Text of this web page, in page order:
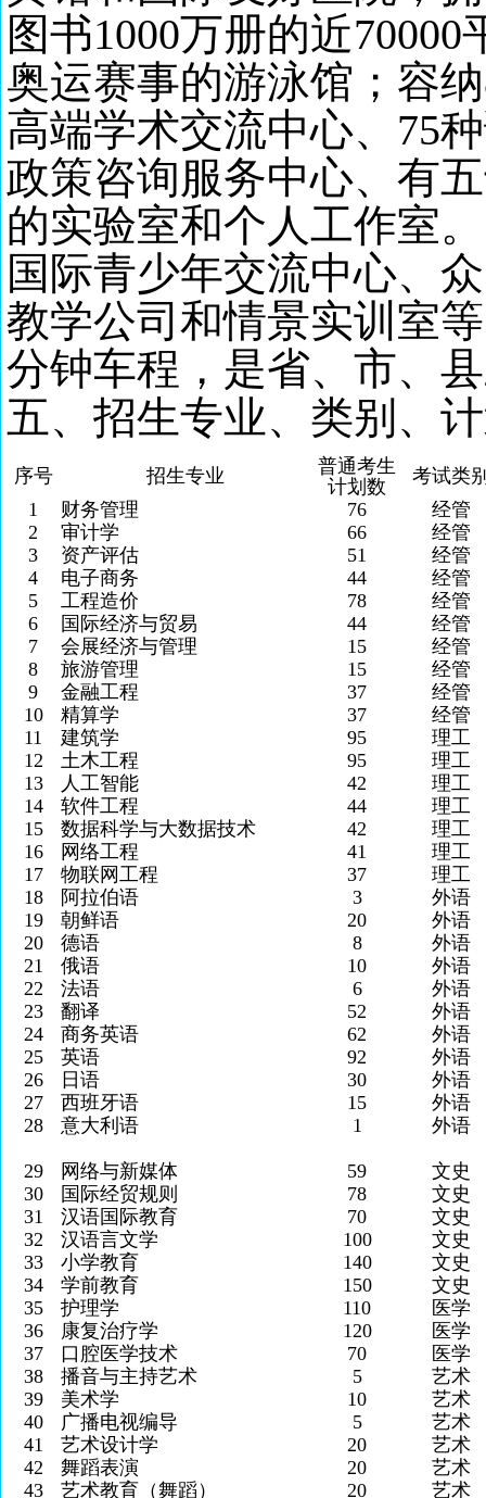
图书1000万册的近
奥运赛事的游泳馆；容
高端学术交流中心、75
政策咨询服务中心、有
的实验室和个人工作室
国际青少年交流中心、
教学公司和情景实训室
分钟车程，是省、市、
五、 招生专业、类别 、
序号 招生专业
普通考生
计划数
考试类
1
财务管理 76
经管
2
审计学 66
经管
3
资产评估 51
经管
4
电子商务 44
经管
5
工程造价 78
经管
6
国际经济与贸易 44
经管
7
会展经济与管理 15
经管
8
旅游管理 15
经管
9
金融工程 37
经管
10
精算学 37
经管
11
建筑学 95
理工
12
土木工程 95
理工
13
人工智能 42
理工
14
软件工程 44
理工
15
数据科学与大数据技术 42
理工
16
网络工程 41
理工
17
物联网工程 37
理工
18
阿拉伯语 3
外语
19
朝鲜语 20
外语
20
德语 8
外语
21
俄语 10
外语
22
法语 6
外语
23
翻译 52
外语
24
商务英语 62
外语
25
英语 92
外语
26
日语 30
外语
27
西班牙语 15
外语
28
意大利语 1 外语
29 网络与新媒体 59
文史
30
国际经贸规则 78
文史
31
汉语国际教育 70
文史
32
汉语言文学 100
文史
33
小学教育 140
文史
34
学前教育 150
文史
35
护理学 110
医学
36
康复治疗学 120
医学
37
口腔医学技术 70
医学
38
播音与主持艺术 5
艺术
39
美术学 10
艺术
40
广播电视编导 5
艺术
41
艺术设计学 20
艺术
42
舞蹈表演 20
艺术
43
艺术教育（舞蹈） 20 艺术